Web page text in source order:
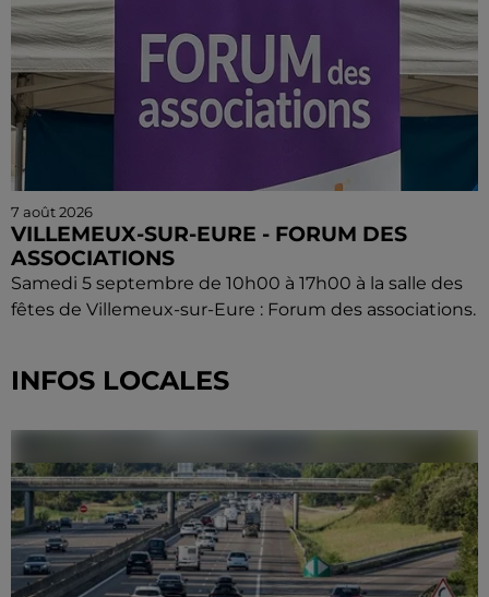
7 août 2026
VILLEMEUX-SUR-EURE - FORUM DES
ASSOCIATIONS
Samedi 5 septembre de 10h00 à 17h00 à la salle des
fêtes de Villemeux-sur-Eure : Forum des associations.
INFOS LOCALES